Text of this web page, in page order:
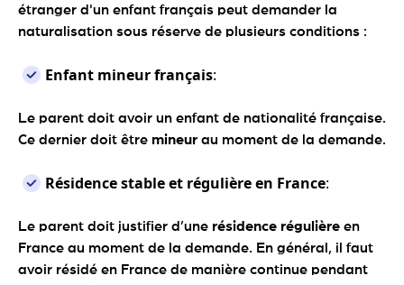
étranger d'un enfant français peut demander la
naturalisation sous réserve de plusieurs conditions :
Enfant mineur français:
Le parent doit avoir un enfant de nationalité française.
Ce dernier doit être mineur au moment de la demande.
Résidence stable et régulière en France:
Le parent doit justifier d’une résidence régulière en
France au moment de la demande. En général, il faut
avoir résidé en France de manière continue pendant